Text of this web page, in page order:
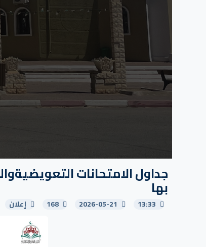
جداول الامتحانات
بها
13:33
2026-05-21
168 إعلان